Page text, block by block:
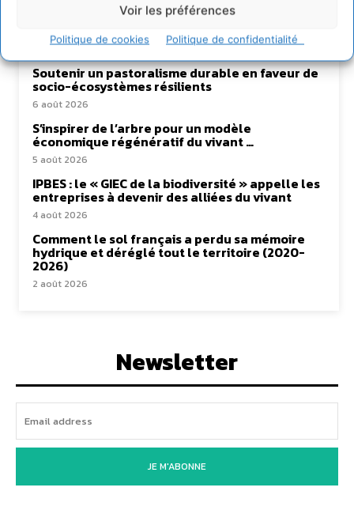
Voir les préférences
Politique de cookies Politique de confidentialité
Lire aussi
Soutenir un pastoralisme durable en faveur de
socio-écosystèmes résilients
6 août 2026
S’inspirer de l’arbre pour un modèle
économique régénératif du vivant …
5 août 2026
IPBES : le « GIEC de la biodiversité » appelle les
entreprises à devenir des alliées du vivant
4 août 2026
Comment le sol français a perdu sa mémoire
hydrique et déréglé tout le territoire (2020-
2026)
2 août 2026
Newsletter
JE M'ABONNE